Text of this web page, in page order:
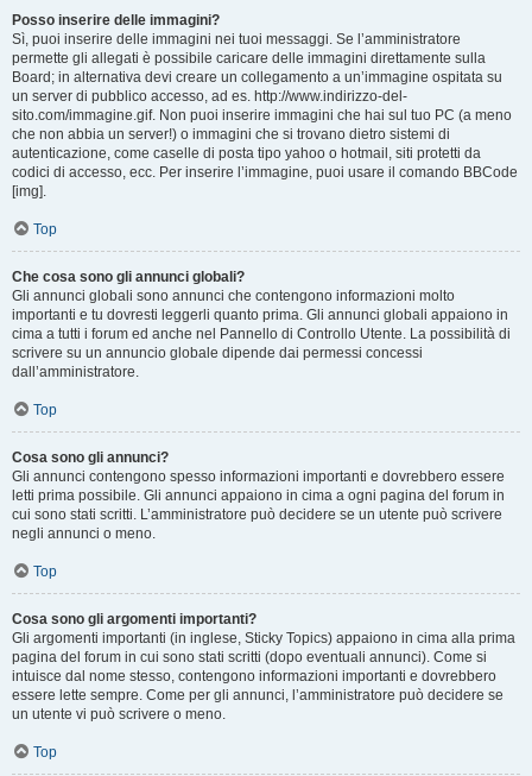
Posso inserire delle immagini?
Sì, puoi inserire delle immagini nei tuoi messaggi. Se l’amministratore
permette gli allegati è possibile caricare delle immagini direttamente sulla
Board; in alternativa devi creare un collegamento a un’immagine ospitata su
un server di pubblico accesso, ad es. http://www.indirizzo-del-
sito.com/immagine.gif. Non puoi inserire immagini che hai sul tuo PC (a meno
che non abbia un server!) o immagini che si trovano dietro sistemi di
autenticazione, come caselle di posta tipo yahoo o hotmail, siti protetti da
codici di accesso, ecc. Per inserire l’immagine, puoi usare il comando BBCode
[img].
Top
Che cosa sono gli annunci globali?
Gli annunci globali sono annunci che contengono informazioni molto
importanti e tu dovresti leggerli quanto prima. Gli annunci globali appaiono in
cima a tutti i forum ed anche nel Pannello di Controllo Utente. La possibilità di
scrivere su un annuncio globale dipende dai permessi concessi
dall’amministratore.
Top
Cosa sono gli annunci?
Gli annunci contengono spesso informazioni importanti e dovrebbero essere
letti prima possibile. Gli annunci appaiono in cima a ogni pagina del forum in
cui sono stati scritti. L’amministratore può decidere se un utente può scrivere
negli annunci o meno.
Top
Cosa sono gli argomenti importanti?
Gli argomenti importanti (in inglese, Sticky Topics) appaiono in cima alla prima
pagina del forum in cui sono stati scritti (dopo eventuali annunci). Come si
intuisce dal nome stesso, contengono informazioni importanti e dovrebbero
essere lette sempre. Come per gli annunci, l’amministratore può decidere se
un utente vi può scrivere o meno.
Top